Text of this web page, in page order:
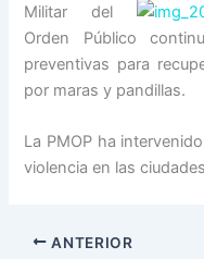
Militar del
Orden Público
preventivas para
por maras y pandillas.
La PMOP ha
violencia en las
ANTERIOR